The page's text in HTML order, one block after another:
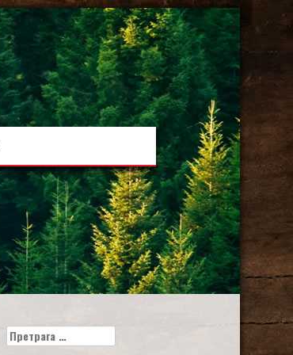
Претрага
за: